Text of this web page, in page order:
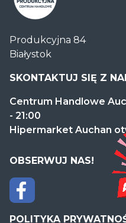
Handlowe
Auchan
Produkcyjna
Produkcyjna 84
Białystok
SKONTAKTUJ SIĘ Z
Centrum Handlowe
- 21:00
Hipermarket Auchan
OBSERWUJ NAS!
POLITYKA